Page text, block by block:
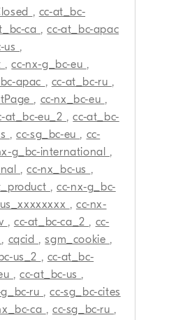
, cc-at_bc-
ca ,cc-at_bc-apac
us ,
,cc-nx-g_bc-eu ,
apac , cc-at_bc-ru ,
, cc-nx_bc-eu ,
at_bc-eu_2 ,cc-at_bc-
,cc-sg_bc-eu , cc-
g_bc-international ,
,cc-nx_bc-us ,
,cc-nx-g_bc-
, cc-nx-
, cc-at_bc-ca_2 , cc-
, cqcid ,sgm_cookie ,
us_2 , cc-at_bc-
,cc-at_bc-us ,
ru ,cc-sg_bc-cites
ca , cc-sg_bc-ru ,